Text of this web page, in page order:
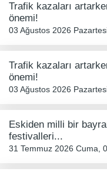
Trafik kazaları
önemi!
03 Ağustos 2026
Trafik kazaları
önemi!
03 Ağustos 2026
Eskiden milli bir
festivalleri...
31 Temmuz 2026 Cuma,